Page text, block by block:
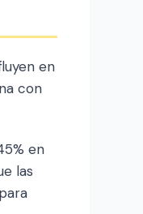
en
con
en
las